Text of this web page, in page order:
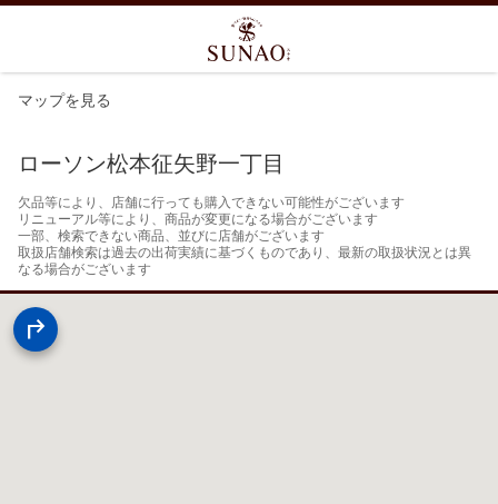
マップを見る
ローソン松本征矢野一丁目
欠品等により、店舗に行っても購入できない可能性がございます
リニューアル等により、商品が変更になる場合がございます
一部、検索できない商品、並びに店舗がございます
取扱店舗検索は過去の出荷実績に基づくものであり、最新の取扱状況とは異
なる場合がございます